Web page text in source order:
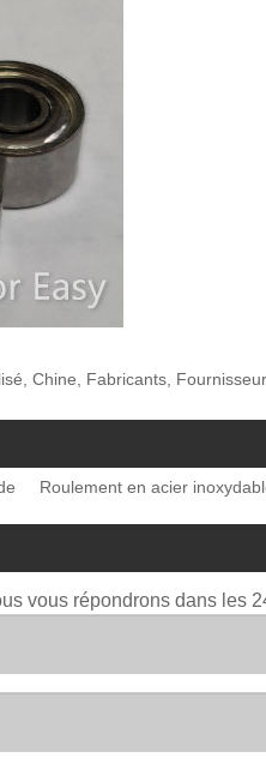
Chine, Fabricants,
Roulement en acier
vous répondrons dans les